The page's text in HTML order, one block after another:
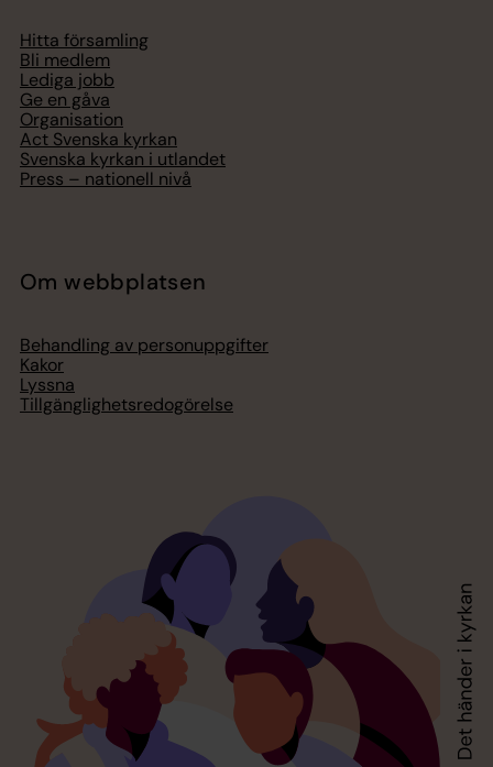
Hitta församling
Bli medlem
Lediga jobb
Ge en gåva
Organisation
Act Svenska kyrkan
Svenska kyrkan i utlandet
Press – nationell nivå
Om webbplatsen
Behandling av personuppgifter
Kakor
Lyssna
Tillgänglighetsredogörelse